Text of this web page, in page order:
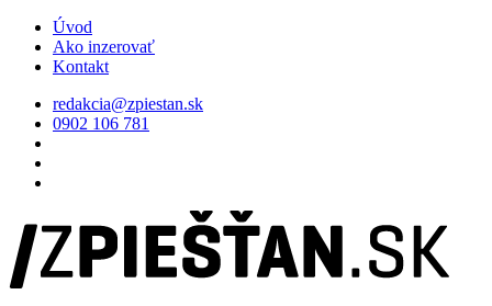
Úvod
Ako inzerovať
Kontakt
redakcia@zpiestan.sk
0902 106 781